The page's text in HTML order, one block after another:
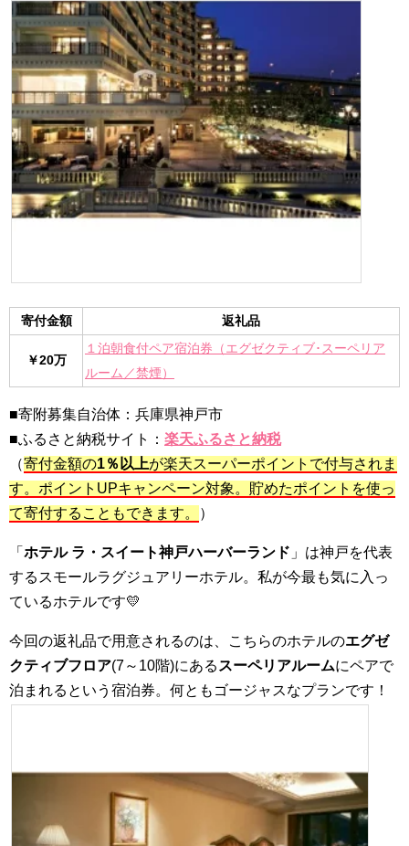
寄付金額 返礼品
￥20万
１泊朝食付ペア宿泊券（エグゼクティブ･スーペリア
ルーム／禁煙）
■寄附募集自治体：兵庫県神戸市
■ふるさと納税サイト： 楽天ふるさと納税
（寄付金額の1％以上が楽天スーパーポイントで付与されま
す。ポイントUPキャンペーン対象。貯めたポイントを使っ
て寄付することもできます。
）
「 ホテル ラ・スイート神戸ハーバーランド 」は神戸を代表
するスモールラグジュアリーホテル。私が今最も気に入っ
ているホテルです💛
今回の返礼品で用意されるのは、こちらのホテルのエグゼ
クティブフロア(7～10階)にある スーペリアルームにペアで
泊まれるという宿泊券。何ともゴージャスなプランです！